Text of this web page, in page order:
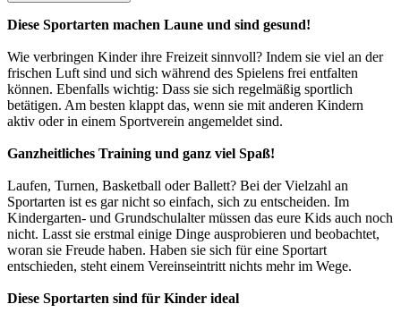
Diese Sportarten machen Laune und sind gesund!
Wie verbringen Kinder ihre Freizeit sinnvoll? Indem sie viel an der
frischen Luft sind und sich während des Spielens frei entfalten
können. Ebenfalls wichtig: Dass sie sich regelmäßig sportlich
betätigen. Am besten klappt das, wenn sie mit anderen Kindern
aktiv oder in einem Sportverein angemeldet sind.
Ganzheitliches Training und ganz viel Spaß!
Laufen, Turnen, Basketball oder Ballett? Bei der Vielzahl an
Sportarten ist es gar nicht so einfach, sich zu entscheiden. Im
Kindergarten- und Grundschulalter müssen das eure Kids auch noch
nicht. Lasst sie erstmal einige Dinge ausprobieren und beobachtet,
woran sie Freude haben. Haben sie sich für eine Sportart
entschieden, steht einem Vereinseintritt nichts mehr im Wege.
Diese Sportarten sind für Kinder ideal